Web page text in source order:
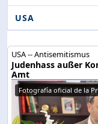
USA
USA -- Antisemitismus
Judenhass außer
Amt
Fotografía oficial de la